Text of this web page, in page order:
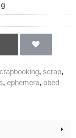
scrap
ephemera obed-